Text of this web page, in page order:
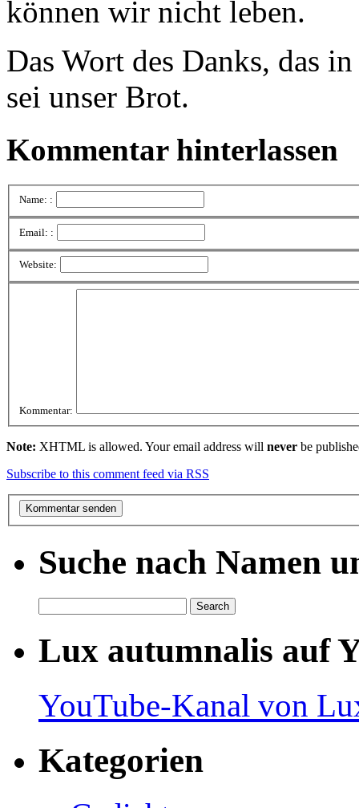
können wir nicht leben.
Das Wort des Danks, das
sei unser Brot.
Kommentar hinterlassen
Name: :
Email: :
Website:
Kommentar:
Note: XHTML is allowed. Your email address will never be
Subscribe to this comment feed via RSS
Suche nach Namen
Lux autumnalis auf
YouTube-Kanal von
Kategorien